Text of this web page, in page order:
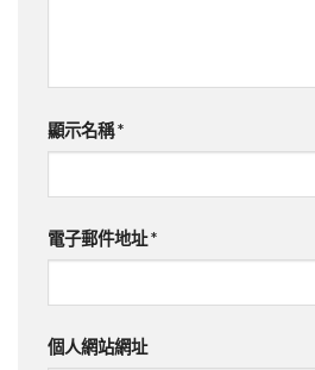
顯示名稱*
電子郵件地址*
個人網站網址